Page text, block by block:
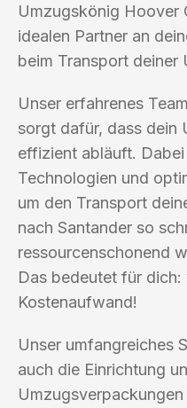
Umzugskönig Hoover
idealen Partner an
beim Transport deiner
Unser erfahrenes
sorgt dafür, dass dein
effizient abläuft.
Technologien und
um den Transport
nach Santander so
ressourcenschonend
Das bedeutet für
Kostenaufwand!
Unser umfangreiches
auch die Einrichtung